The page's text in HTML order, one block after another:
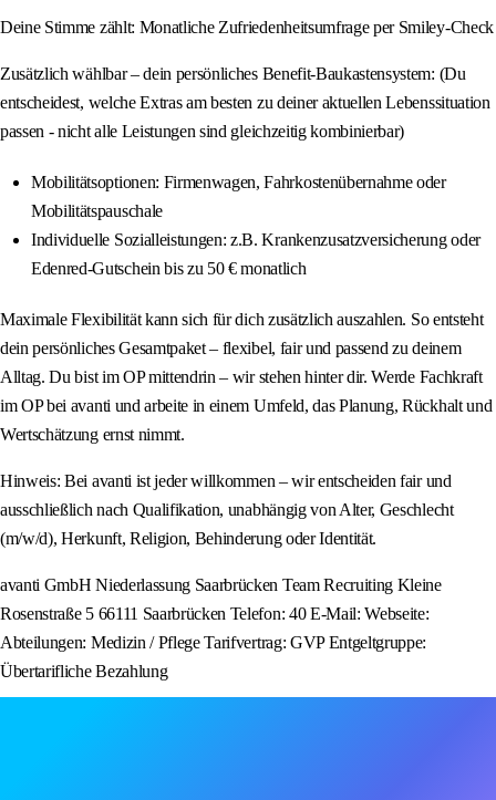
Deine Stimme zählt: Monatliche Zufriedenheitsumfrage per Smiley-Check
Zusätzlich wählbar – dein persönliches Benefit-Baukastensystem: (Du
entscheidest, welche Extras am besten zu deiner aktuellen Lebenssituation
passen - nicht alle Leistungen sind gleichzeitig kombinierbar)
Mobilitätsoptionen: Firmenwagen, Fahrkostenübernahme oder
Mobilitätspauschale
Individuelle Sozialleistungen: z.B. Krankenzusatzversicherung oder
Edenred-Gutschein bis zu 50 € monatlich
Maximale Flexibilität kann sich für dich zusätzlich auszahlen. So entsteht
dein persönliches Gesamtpaket – flexibel, fair und passend zu deinem
Alltag. Du bist im OP mittendrin – wir stehen hinter dir. Werde Fachkraft
im OP bei avanti und arbeite in einem Umfeld, das Planung, Rückhalt und
Wertschätzung ernst nimmt.
Hinweis: Bei avanti ist jeder willkommen – wir entscheiden fair und
ausschließlich nach Qualifikation, unabhängig von Alter, Geschlecht
(m/w/d), Herkunft, Religion, Behinderung oder Identität.
avanti GmbH Niederlassung Saarbrücken Team Recruiting Kleine
Rosenstraße 5 66111 Saarbrücken Telefon: 40 E-Mail: Webseite:
Abteilungen: Medizin / Pflege Tarifvertrag: GVP Entgeltgruppe:
Übertarifliche Bezahlung